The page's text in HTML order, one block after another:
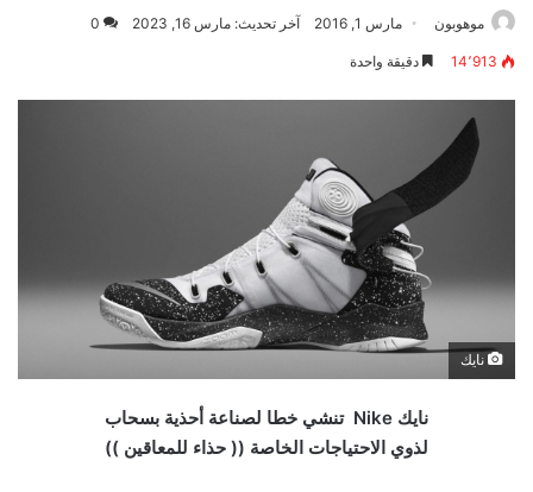
موهوبون مارس 1, 2016 آخر تحديث: مارس 16, 2023 0
14٬913 دقيقة واحدة
نايك
نايك Nike تنشي خطا لصناعة أحذية بسحاب
لذوي الاحتياجات الخاصة (( حذاء للمعاقين ))